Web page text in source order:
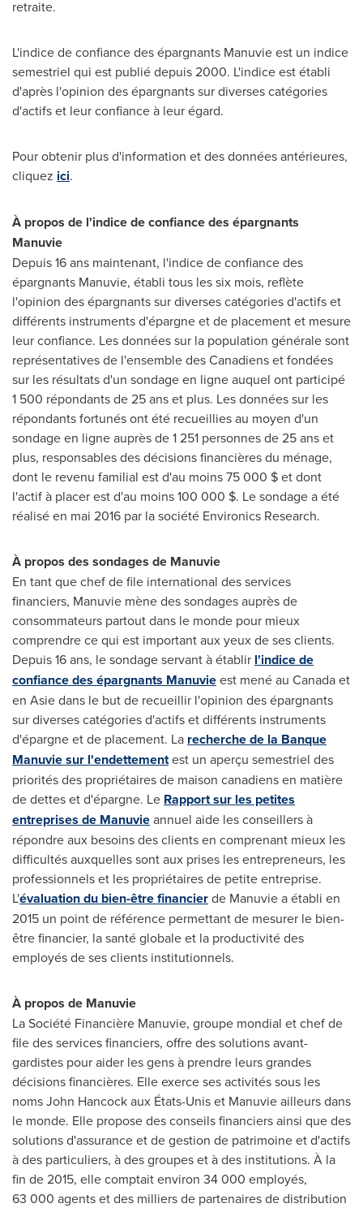
retraite.
L'indice de confiance des épargnants Manuvie est un indice
semestriel qui est publié depuis 2000. L'indice est établi
d'après l'opinion des épargnants sur diverses catégories
d'actifs et leur confiance à leur égard.
Pour obtenir plus d'information et des données antérieures,
cliquez ici.
À propos de l'indice de confiance des épargnants
Manuvie
Depuis 16 ans maintenant, l'indice de confiance des
épargnants Manuvie, établi tous les six mois, reflète
l'opinion des épargnants sur diverses catégories d'actifs et
différents instruments d'épargne et de placement et mesure
leur confiance. Les données sur la population générale sont
représentatives de l'ensemble des Canadiens et fondées
sur les résultats d'un sondage en ligne auquel ont participé
1 500 répondants de 25 ans et plus. Les données sur les
répondants fortunés ont été recueillies au moyen d'un
sondage en ligne auprès de 1 251 personnes de 25 ans et
plus, responsables des décisions financières du ménage,
dont le revenu familial est d'au moins 75 000 $ et dont
l'actif à placer est d'au moins 100 000 $. Le sondage a été
réalisé en mai 2016 par la société Environics Research.
À propos des sondages de Manuvie
En tant que chef de file international des services
financiers, Manuvie mène des sondages auprès de
consommateurs partout dans le monde pour mieux
comprendre ce qui est important aux yeux de ses clients.
Depuis 16 ans, le sondage servant à établir l'indice de
confiance des épargnants Manuvieest mené au Canadaet
en Asie dans le but de recueillir l'opinion des épargnants
sur diverses catégories d'actifs et différents instruments
d'épargne et de placement. La recherche de la Banque
Manuvie sur l'endettementest un aperçu semestriel des
priorités des propriétaires de maison canadiens en matière
de dettes et d'épargne. Le Rapport sur les petites
entreprises de Manuvieannuel aide les conseillers à
répondre aux besoins des clients en comprenant mieux les
difficultés auxquelles sont aux prises les entrepreneurs, les
professionnels et les propriétaires de petite entreprise.
L'évaluation du bien-être financierde Manuvie a établi en
2015 un point de référence permettant de mesurer le bien-
être financier, la santé globale et la productivité des
employés de ses clients institutionnels.
À propos de Manuvie
La Société Financière Manuvie, groupe mondial et chef de
file des services financiers, offre des solutions avant-
gardistes pour aider les gens à prendre leurs grandes
décisions financières. Elle exerce ses activités sous les
noms John Hancock aux États-Unis et Manuvie ailleurs dans
le monde. Elle propose des conseils financiers ainsi que des
solutions d'assurance et de gestion de patrimoine et d'actifs
à des particuliers, à des groupes et à des institutions. À la
fin de 2015, elle comptait environ 34 000 employés,
63 000 agents et des milliers de partenaires de distribution